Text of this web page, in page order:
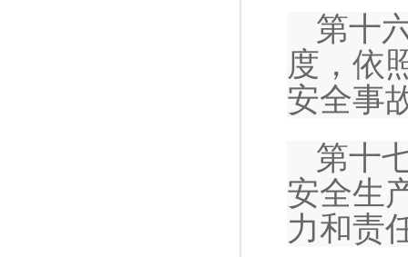
第十
度，依
安全事
第十
安全生
力和责